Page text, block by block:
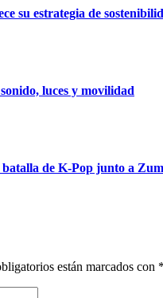
su estrategia de
luces y movilidad
de K-Pop junto a
están marcados con *